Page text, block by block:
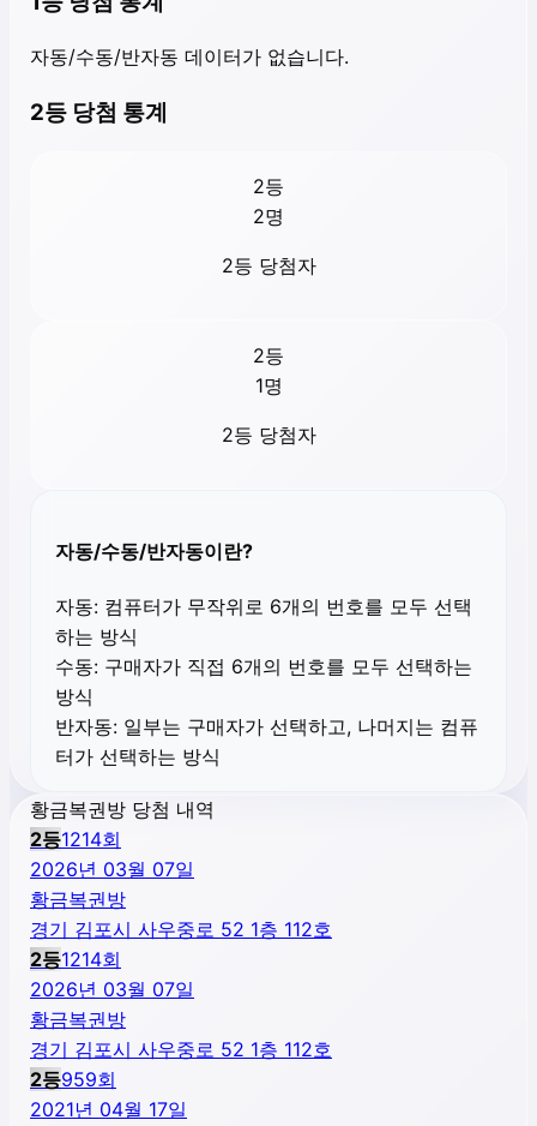
자동/수동/반자동 데이터가 없습니다.
2등 당첨 통계
2등
2명
2등 당첨자
2등
1명
2등 당첨자
자동/수동/반자동이란?
자동: 컴퓨터가 무작위로 6개의 번호를 모두 선택
하는 방식
수동: 구매자가 직접 6개의 번호를 모두 선택하는
방식
반자동: 일부는 구매자가 선택하고, 나머지는 컴퓨
터가 선택하는 방식
황금복권방 당첨 내역
2등1214회
2026년 03월 07일
황금복권방
경기 김포시 사우중로 52 1층 112호
2등1214회
2026년 03월 07일
황금복권방
경기 김포시 사우중로 52 1층 112호
2등959회
2021년 04월 17일